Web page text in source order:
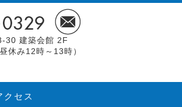
30 建築会館 2F
休み12時～13時）
クセス